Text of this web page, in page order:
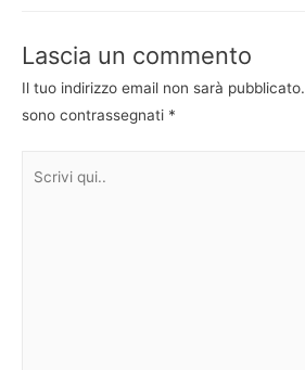
Lascia un commento
Il tuo indirizzo email non sarà pubblicato.
sono contrassegnati *